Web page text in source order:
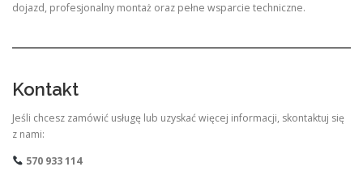
dojazd, profesjonalny montaż oraz pełne wsparcie techniczne.
Kontakt
Jeśli chcesz zamówić usługę lub uzyskać więcej informacji, skontaktuj się
z nami:
570 933 114